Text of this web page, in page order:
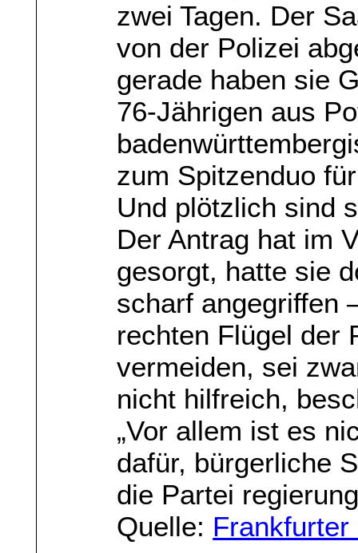
zwei Tagen. Der
von der Polizei
gerade haben sie
76-Jährigen aus
zum Spitzenduo
Und plötzlich sind
Der Antrag hat im
gesorgt, hatte sie
scharf angegriffen
rechten Flügel der
vermeiden, sei
nicht hilfreich,
„Vor allem ist es
dafür, bürgerliche
die Partei
Quelle: